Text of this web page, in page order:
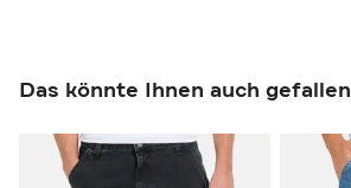
Das könnte Ihnen auch gefallen